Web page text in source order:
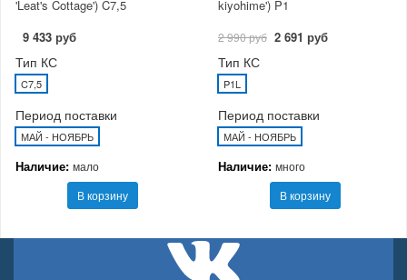
'Leat's Cottage') C7,5
9 433 руб
Тип КС
C7,5
Период поставки
МАЙ - НОЯБРЬ
Наличие: мало
В корзину
kiyohime') P1
2 990 руб 2 691 руб
Тип КС
P1L
Период поставки
МАЙ - НОЯБРЬ
Наличие: много
В корзину